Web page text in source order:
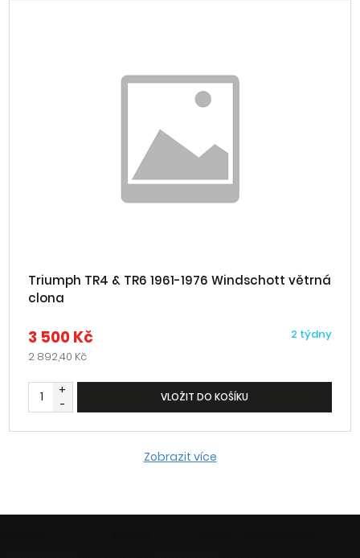
Triumph TR4 & TR6 1961-1976 Windschott větrná
clona
3 500 Kč
2 892,40 Kč
2 týdny
+
-
VLOŽIT DO KOŠÍKU
Zobrazit více